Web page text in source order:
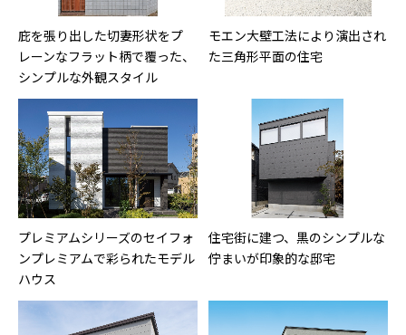
庇を張り出した切妻形状をプ
レーンなフラット柄で覆った、
シンプルな外観スタイル
モエン大壁工法により演出され
た三角形平面の住宅
プレミアムシリーズのセイフォ
ンプレミアムで彩られたモデル
ハウス
住宅街に建つ、黒のシンプルな
佇まいが印象的な邸宅